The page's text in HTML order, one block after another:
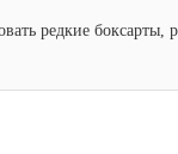
редкие